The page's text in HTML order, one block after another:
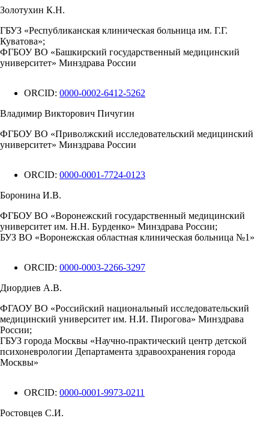
Золотухин К.Н.
ГБУЗ «Республиканская клиническая больница им. Г.Г.
Куватова»;
ФГБОУ ВО «Башкирский государственный медицинский
университет» Минздрава России
ORCID: 0000-0002-6412-5262
Владимир Викторович Пичугин
ФГБОУ ВО «Приволжский исследовательский медицинский
университет» Минздрава России
ORCID: 0000-0001-7724-0123
Боронина И.В.
ФГБОУ ВО «Воронежский государственный медицинский
университет им. Н.Н. Бурденко» Минздрава России;
БУЗ ВО «Воронежская областная клиническая больница №1»
ORCID: 0000-0003-2266-3297
Диордиев А.В.
ФГАОУ ВО «Российский национальный исследовательский
медицинский университет им. Н.И. Пирогова» Минздрава
России;
ГБУЗ города Москвы «Научно-практический центр детской
психоневрологии Департамента здравоохранения города
Москвы»
ORCID: 0000-0001-9973-0211
Ростовцев С.И.